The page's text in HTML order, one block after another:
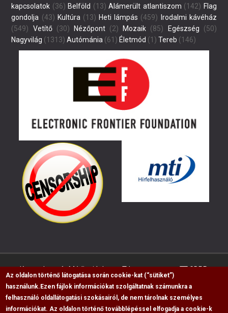
kapcsolatok (36) Belföld (13) Alámerült atlantiszom (142) Flag
gondolja (43) Kultúra(13) Heti lámpás (459)
Irodalmi kávéház
(549)
Vetítő(30) Nézőpont(2) Mozaik (85) Egészség (50)
Nagyvilág (1313) Autómánia (61) Életmód (1) Tereb (146)
Kapcsolat Médiaajánlat Impresszum GDPR
RSS
Az oldalon történő látogatása során cookie-kat (“sütiket”)
használunk. Ezen fájlok információkat szolgáltatnak számunkra a
felhasználó oldallátogatási szokásairól, de nem tárolnak személyes
információkat. Az oldalon történő továbblépéssel elfogadja a cookie-k